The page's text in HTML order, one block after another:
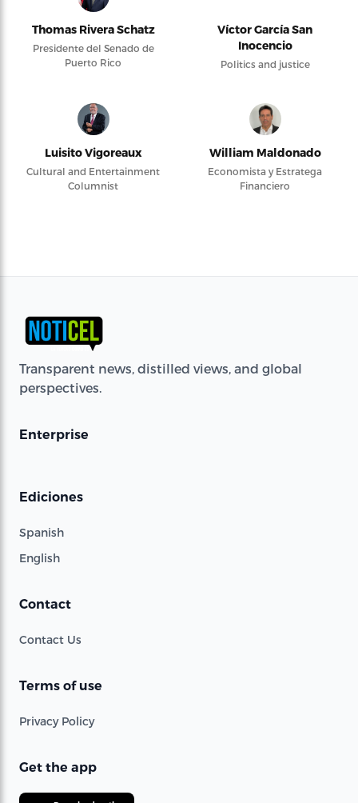
Thomas Rivera Schatz
Presidente del Senado de
Puerto Rico
Víctor García San
Inocencio
Politics and justice
Luisito Vigoreaux
Cultural and Entertainment
Columnist
William Maldonado
Economista y Estratega
Financiero
Transparent news, distilled views, and global
perspectives.
Enterprise
Ediciones
Spanish
English
Contact
Contact Us
Terms of use
Privacy Policy
Get the app